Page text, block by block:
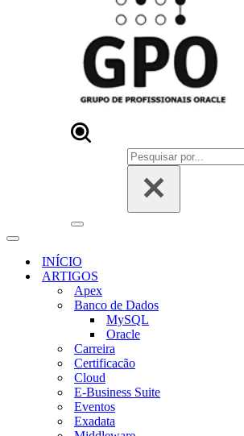
Pesquisar
por...
Menu
Menu
navegaçãoINÍCIO
ARTIGOS
Apex
Banco de Dados
MySQL
Oracle
Carreira
Certificacão
Cloud
E-Business Suite
Eventos
Exadata